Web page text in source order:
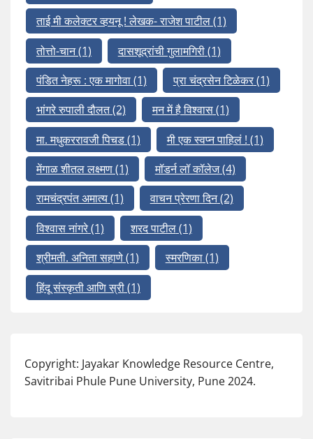
ताई मी कलेक्टर व्हयनू ! लेखक- राजेश पाटील(1)
तोत्तो-चान(1) दासशूद्रांची गुलामगिरी(1)
पंडित नेहरू : एक मागोवा(1) प्रा चंद्रसेन टिळेकर(1)
भांगरे रुपाली दौलत(2) मन में है विश्वास(1)
मा. मधुकररावजी पिचड(1) मी एक स्वप्न पाहिलं ! (1)
मेंगाळ शीतल लक्ष्मण(1) मॉडर्न लॉ कॉलेज(4)
रामचंद्रपंत अमात्य(1) वाचन प्रेरणा दिन(2)
विश्वास नांगरे(1) शरद पाटील(1)
श्रीमती. अनिता सहाणे(1) स्मरणिका(1)
हिंदू संस्कृती आणि स्री(1)
Copyright: Jayakar Knowledge Resource Centre,
Savitribai Phule Pune University, Pune 2024.